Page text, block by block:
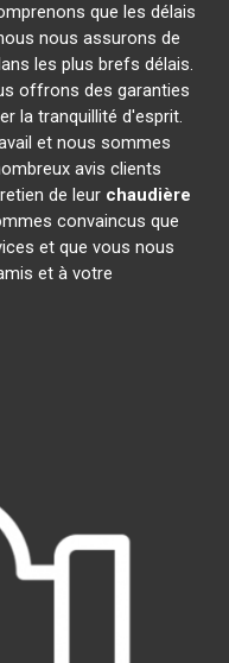
que les délais
nous assurons de
les plus brefs délais.
offrons des garanties
la tranquillité d'esprit.
et nous sommes
avis clients
de leur chaudière
convaincus que
et que vous nous
et à votre